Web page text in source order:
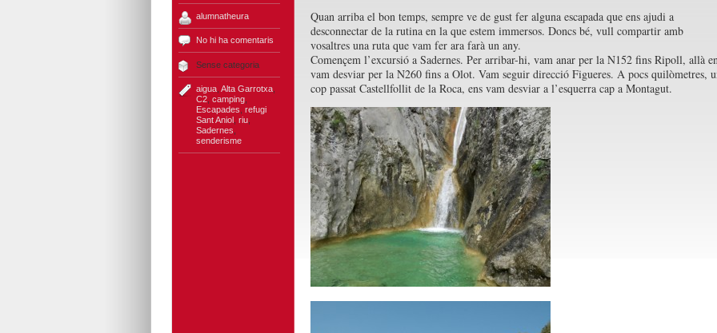
alumnatheura
No hi ha comentaris
Sense categoria
aigua, Alta Garrotxa,
C2, camping,
Escapades refugi
Sant Aniol, riu,
Sadernes
senderisme
Quan arriba el bon temps, sempre ve de gust fer alguna escapada que ens ajudi a
desconnectar de la rutina en la que estem immersos. Doncs bé, vull compartir amb
vosaltres una ruta que vam fer ara farà un any.
Començem l’excursió a Sadernes. Per arribar-hi, vam anar per la N152 fins Ripoll, allà
vam desviar per la N260 fins a Olot. Vam seguir direcció Figueres. A pocs quilòmetres,
cop passat Castellfollit de la Roca, ens vam desviar a l’esquerra cap a Montagut.